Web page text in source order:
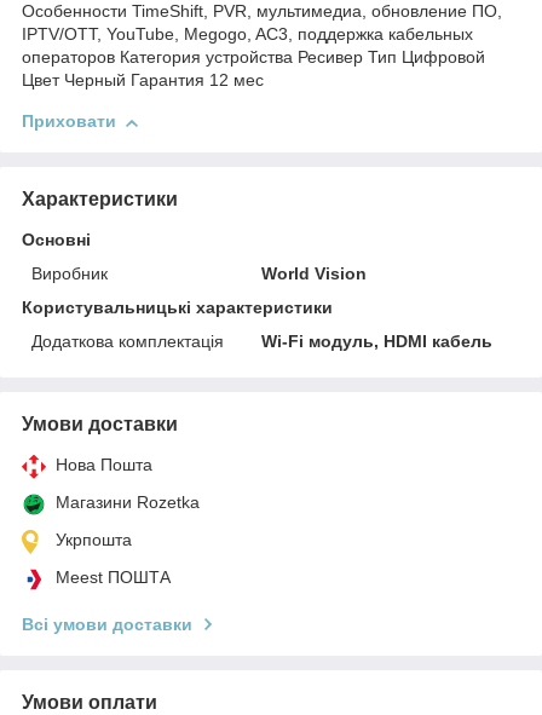
Особенности TimeShift, PVR, мультимедиа, обновление ПО,
IPTV/OTT, YouTube, Megogo, AC3, поддержка кабельных
операторов Категория устройства Ресивер Тип Цифровой
Цвет Черный Гарантия 12 мес
Приховати
Характеристики
Основні
Виробник
World Vision
Користувальницькі характеристики
Додаткова комплектація
Wi-Fi модуль, HDMI кабель
Умови доставки
Нова Пошта
Магазини Rozetka
Укрпошта
Meest ПОШТА
Всі умови доставки
Умови оплати